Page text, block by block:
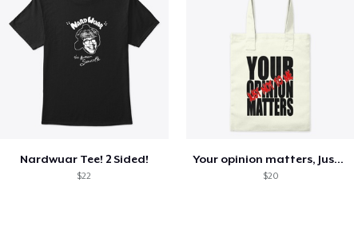
Nardwuar Tee! 2 Sided!
$22
Your opinion matters, Just not to me!
$20